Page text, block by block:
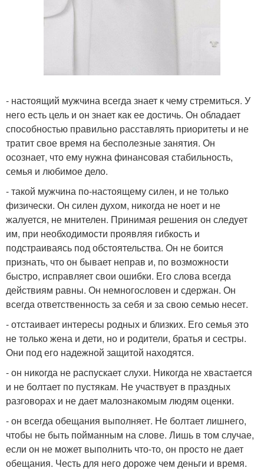
- настоящий мужчина всегда знает к чему стремиться. У
него есть цель и он знает как ее достичь. Он обладает
способностью правильно расставлять приоритеты и не
тратит свое время на бесполезные занятия. Он
осознает, что ему нужна финансовая стабильность,
семья и любимое дело.
- такой мужчина по-настоящему силен, и не только
физически. Он силен духом, никогда не ноет и не
жалуется, не мнителен. Принимая решения он следует
им, при необходимости проявляя гибкость и
подстраиваясь под обстоятельства. Он не боится
признать, что он бывает неправ и, по возможности
быстро, исправляет свои ошибки. Его слова всегда
действиям равны. Он немногословен и сдержан. Он
всегда ответственность за себя и за свою семью несет.
- отстаивает интересы родных и близких. Его семья это
не только жена и дети, но и родители, братья и сестры.
Они под его надежной защитой находятся.
- он никогда не распускает слухи. Никогда не хвастается
и не болтает по пустякам. Не участвует в праздных
разговорах и не дает малознакомым людям оценки.
- он всегда обещания выполняет. Не болтает лишнего,
чтобы не быть пойманным на слове. Лишь в том случае,
если он не может выполнить что-то, он просто не дает
обещания. Честь для него дороже чем деньги и время.